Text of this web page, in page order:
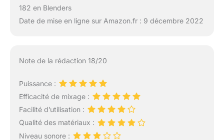
182 en Blenders
Date de mise en ligne sur Amazon.fr : 9 décembre 2022
Note de la rédaction 18/20
Puissance :
Efficacité de mixage :
Facilité d’utilisation :
Qualité des matériaux :
Niveau sonore :